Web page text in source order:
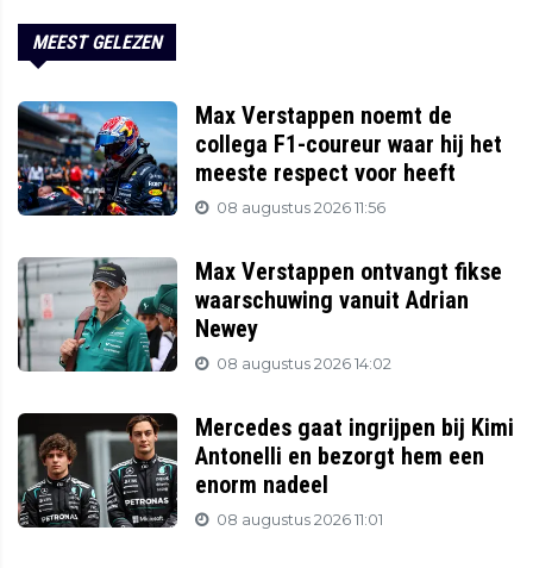
MEEST GELEZEN
Max Verstappen noemt de
collega F1-coureur waar hij het
meeste respect voor heeft
08 augustus 2026 11:56
Max Verstappen ontvangt fikse
waarschuwing vanuit Adrian
Newey
08 augustus 2026 14:02
Mercedes gaat ingrijpen bij Kimi
Antonelli en bezorgt hem een
enorm nadeel
08 augustus 2026 11:01